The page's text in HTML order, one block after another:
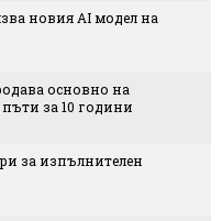
новия AI модел на
основно на
за 10 години
за изпълнителен